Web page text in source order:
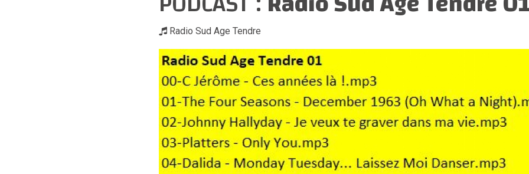
Radio Sud Age Tendre